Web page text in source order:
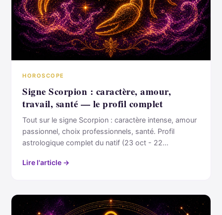
HOROSCOPE
Signe Scorpion : caractère, amour,
travail, santé — le profil complet
Tout sur le signe Scorpion : caractère intense, amour
passionnel, choix professionnels, santé. Profil
astrologique complet du natif (23 oct - 22…
Lire l'article →